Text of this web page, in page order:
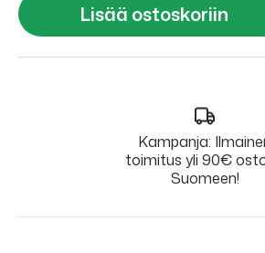
Lisää ostoskoriin
Kampanja:
toimitus yli 90€
Suomeen!